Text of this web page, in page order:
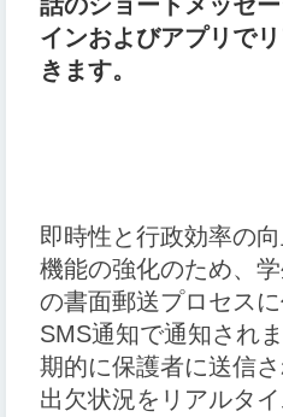
話のショートメッセ
インおよびアプリで
きます。
即時性と行政効率の
機能の強化のため、
の書面郵送プロセス
SMS通知で通知され
期的に保護者に送信
出欠状況をリアルタ